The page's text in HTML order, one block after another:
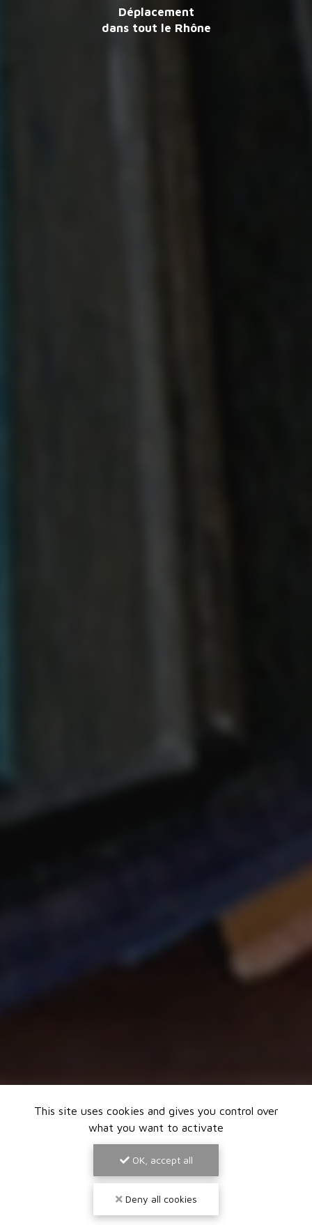
Déplacement
dans tout le Rhône
This site uses cookies and gives you control over
what you want to activate
OK, accept all
Deny all cookies